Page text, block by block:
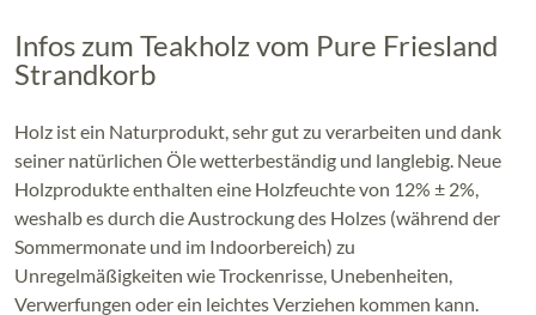
Infos zum Teakholz vom Pure Friesland
Strandkorb
Holz ist ein Naturprodukt, sehr gut zu verarbeiten und dank
seiner natürlichen Öle wetterbeständig und langlebig. Neue
Holzprodukte enthalten eine Holzfeuchte von 12% ± 2%,
weshalb es durch die Austrockung des Holzes (während der
Sommermonate und im Indoorbereich) zu
Unregelmäßigkeiten wie Trockenrisse, Unebenheiten,
Verwerfungen oder ein leichtes Verziehen kommen kann.